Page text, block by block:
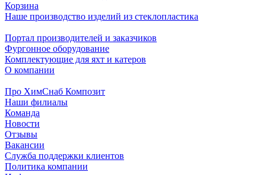
Корзина
Наше производство изделий из стеклопластика
Портал производителей и заказчиков
Фургонное оборудование
Комплектующие для яхт и катеров
О компании
Про ХимСнаб Композит
Наши филиалы
Команда
Новости
Отзывы
Вакансии
Служба поддержки клиентов
Политика компании